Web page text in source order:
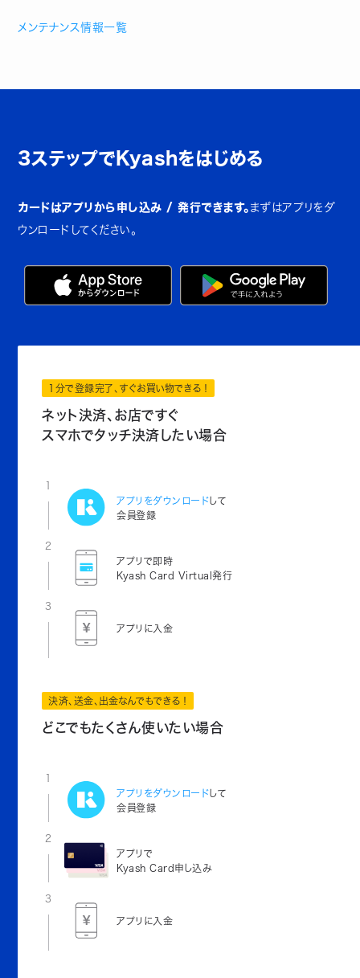
メンテナンス情報一覧
3ステップでKyashをはじめる
カードはアプリから申し込み / 発行できます。 まずはアプリをダ
ウンロードしてください。
1分で登録完了、すぐお買い物できる！
ネット決済、お店ですぐ
スマホでタッチ決済したい場合
1
アプリをダウンロードして
会員登録
2
アプリで即時
Kyash Card Virtual発行
3
アプリに入金
決済、送金、出金なんでもできる！
どこでもたくさん使いたい場合
1
アプリをダウンロードして
会員登録
2
アプリで
Kyash Card申し込み
3
アプリに入金